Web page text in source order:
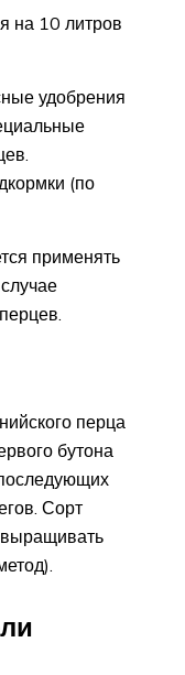
на 10 литров
удобрения
(по
применять
перца
бутона
Сорт
выращивать